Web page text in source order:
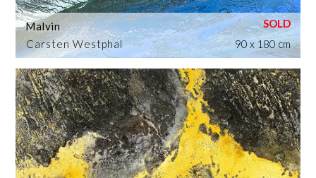
Carsten Westphal
Malvin
90 x 180 cm